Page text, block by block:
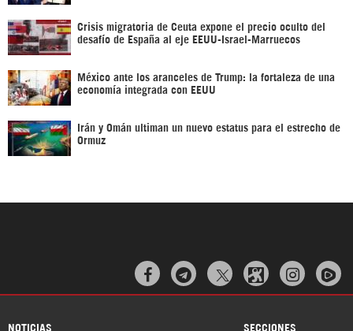
Crisis migratoria de Ceuta expone el precio oculto del
desafío de España al eje EEUU-Israel-Marruecos
México ante los aranceles de Trump: la fortaleza de una
economía integrada con EEUU
Irán y Omán ultiman un nuevo estatus para el estrecho de
Ormuz
  
NOTICIAS SECCIONES